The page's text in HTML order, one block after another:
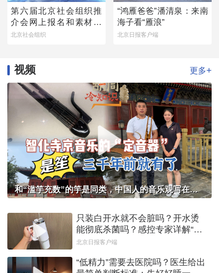
第六届北京社会组织推
介会网上报名和素材征
集通知
北京社会组织
“鸿雁爸爸”潘清泉：来南
海子看“雁浪”
北京日报客户端
视频 更多+
和“滥竽充数”的竽是同类，中国人的音乐观写在智化寺京音乐的乐器里
只装白开水就不会脏吗？开水烫
能彻底杀菌吗？感控专家详解“吸
管杯”藏菌真相｜都视频·热观察
北京日报客户端
“低精力”需要去医院吗？医生给出